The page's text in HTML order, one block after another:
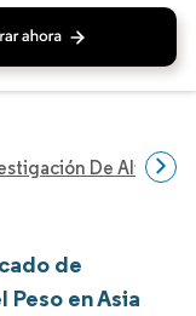
De
de
en Asia